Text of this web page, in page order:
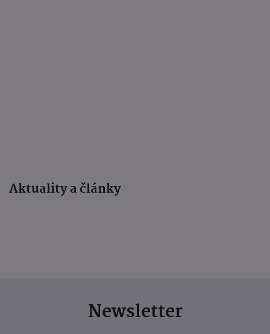
Aktuality a články
Newsletter